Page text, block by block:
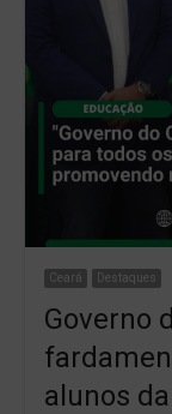
Ceará Destaques
Governo
alunos